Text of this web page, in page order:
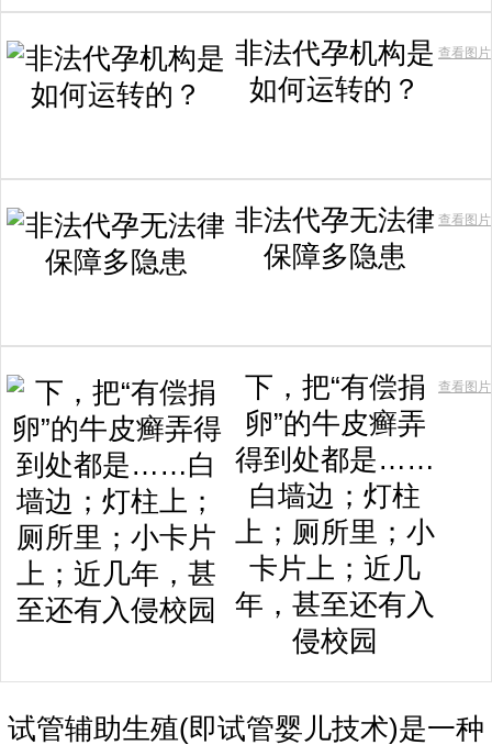
非法代孕机构是
如何运转的？
查看图片
非法代孕无法律
保障多隐患
查看图片
下，把“有偿捐
卵”的牛皮癣弄
得到处都是……
白墙边；灯柱
上；厕所里；小
卡片上；近几
年，甚至还有入
侵校园
查看图片
试管辅助生殖(即试管婴儿技术)是一种